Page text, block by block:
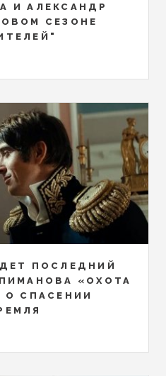
И АЛЕКСАНДР
СЕЗОНЕ
ПОСЛЕДНИЙ
«ОХОТА
О СПАСЕНИИ